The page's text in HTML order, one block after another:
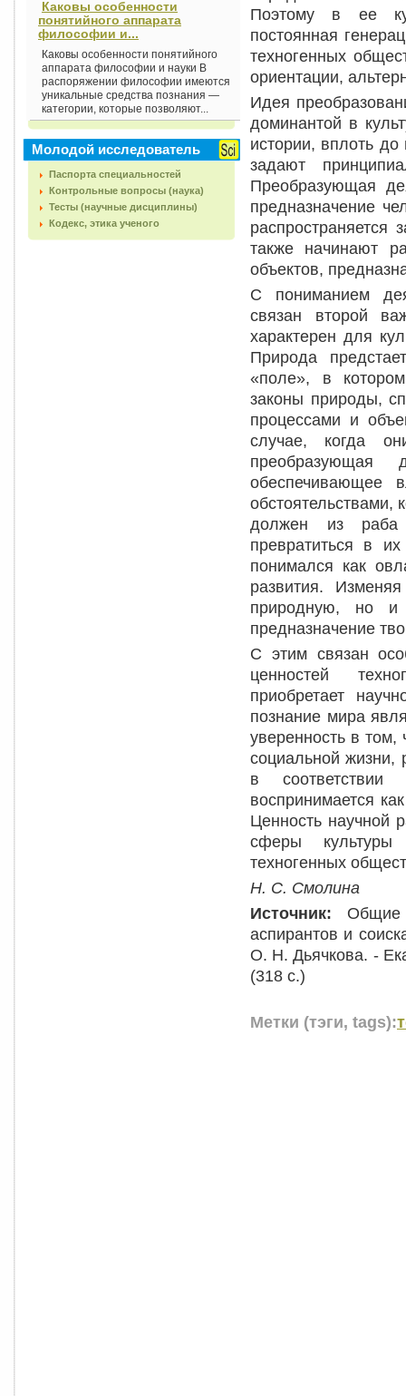
Каковы особенности
понятийного аппарата
философии и...
Каковы особенности понятийного
аппарата философии и науки В
распоряжении философии имеются
уникальные средства познания —
категории, которые позволяют...
Молодой исследователь
Паспорта специальностей
Контрольные вопросы (наука)
Тесты (научные дисциплины)
Кодекс, этика ученого
Поэтому в ее
постоянная
техногенных
ориентации,
Идея
доминантой в
истории, вплоть
задают
Преобразующая
предназначение
также начинают
объектов,
С пониманием
связан второй
характерен для
Природа
«поле», в
законы природы,
процессами и
случае, когда
преобразующая
обеспечивающее
обстоятельствами,
должен из раба
превратиться в
понимался как
развития.
природную, но и
предназначение
С этим связан
ценностей
приобретает
познание мира
уверенность в том,
социальной жизни,
в
воспринимается
Ценность научной
сферы культуры
техногенных
Н. С. Смолина
Источник: Общие
аспирантов и
О. Н. Дьячкова. -
(318 с.)
Метки (тэги, tags):